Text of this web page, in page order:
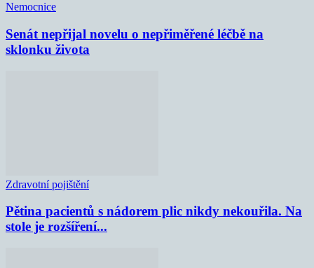
Nemocnice
Senát nepřijal novelu o nepřiměřené léčbě na
sklonku života
Zdravotní pojištění
Pětina pacientů s nádorem plic nikdy nekouřila. Na
stole je rozšíření...